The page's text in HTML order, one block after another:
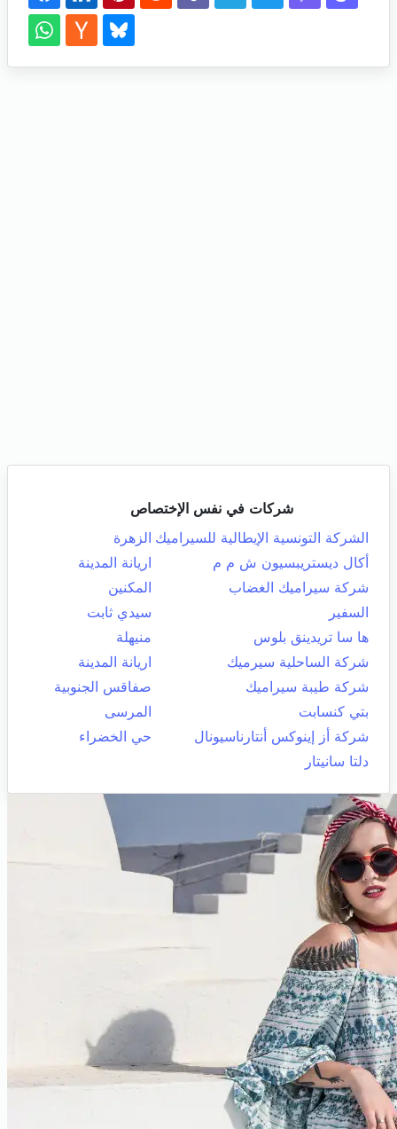
شركات في نفس الإختصاص
الشركة التونسية الإيطالية للسيراميك الزهرة
أكال ديستريبسيون ش م م
اريانة المدينة
شركة سيراميك الغضاب
المكنين
السفير
سيدي ثابت
ها سا تريدينق بلوس
منيهلة
شركة الساحلية سيرميك
اريانة المدينة
شركة طيبة سيراميك
صفاقس الجنوبية
بتي كنسابت
المرسى
شركة أز إينوكس أنتارناسيونال
حي الخضراء
دلتا سانيتار